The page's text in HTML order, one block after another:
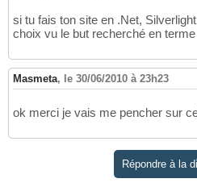
si tu fais ton site en .Net,
choix vu le but recherché en
Masmeta, le 30/06/2010 à 23h23
ok merci je vais me pencher sur
Répondre à la